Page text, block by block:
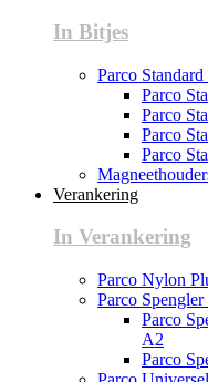
In Bitjes
Parco
Parco
Parco
Parco
Parco
Verankering
In Verankering
Parco Nylon
Parco
Parco
A2
Parco